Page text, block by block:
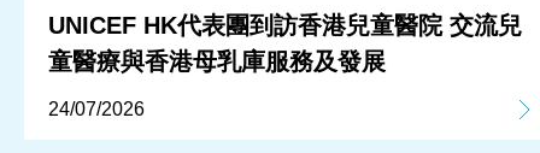
UNICEF HK代表團到訪香港兒童醫院 交流兒
童醫療與香港母乳庫服務及發展
24/07/2026